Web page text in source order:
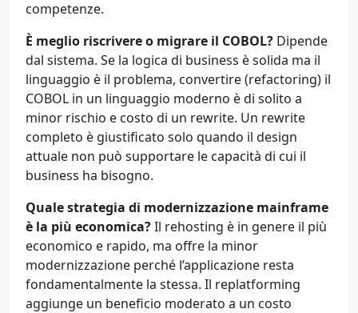
competenze.
È meglio riscrivere o migrare il COBOL? Dipende
dal sistema. Se la logica di business è solida ma il
linguaggio è il problema, convertire (refactoring) il
COBOL in un linguaggio moderno è di solito a
minor rischio e costo di un rewrite. Un rewrite
completo è giustificato solo quando il design
attuale non può supportare le capacità di cui il
business ha bisogno.
Quale strategia di modernizzazione mainframe
è la più economica?Il rehosting è in genere il più
economico e rapido, ma offre la minor
modernizzazione perché l’applicazione resta
fondamentalmente la stessa. Il replatforming
aggiunge un beneficio moderato a un costo